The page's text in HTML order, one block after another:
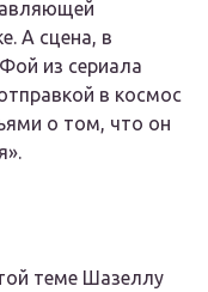
А сцена, в
из сериала
в космос
о том, что он
теме Шазеллу